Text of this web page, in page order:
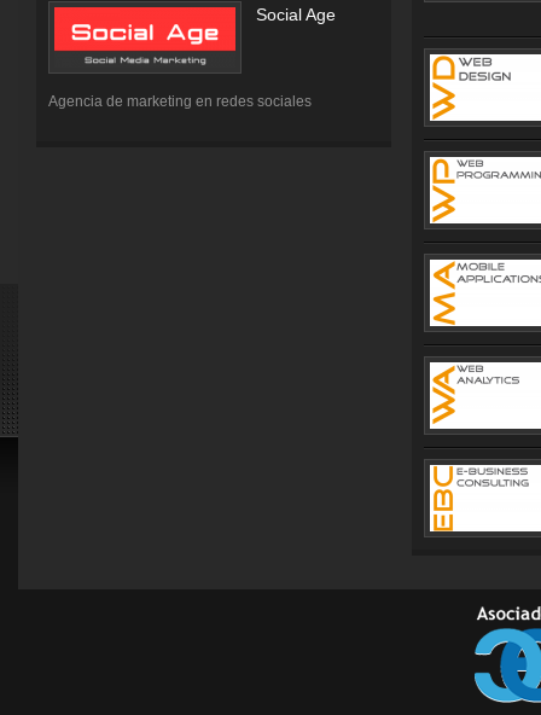
Social Age
Agencia de marketing en redes sociales